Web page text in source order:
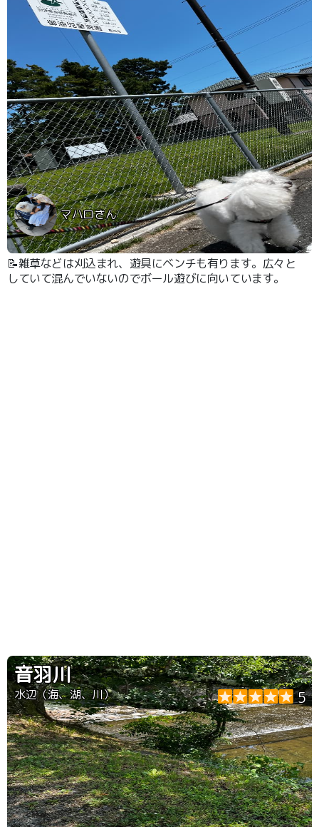
マハロさん
📝雑草などは刈込まれ、遊具にベンチも有ります。広々と
していて混んでいないのでボール遊びに向いています。
音羽川
水辺（海、湖、川） 5